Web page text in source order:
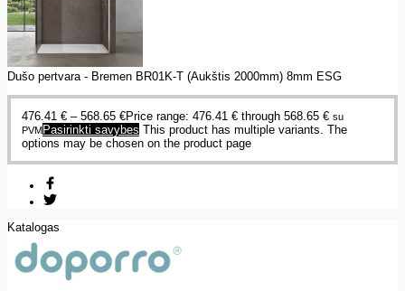
Dušo pertvara - Bremen BR01K-T (Aukštis 2000mm) 8mm ESG
476.41 € – 568.65 €Price range: 476.41 € through 568.65 € su
PVM Pasirinkti savybes This product has multiple variants. The
options may be chosen on the product page
Katalogas